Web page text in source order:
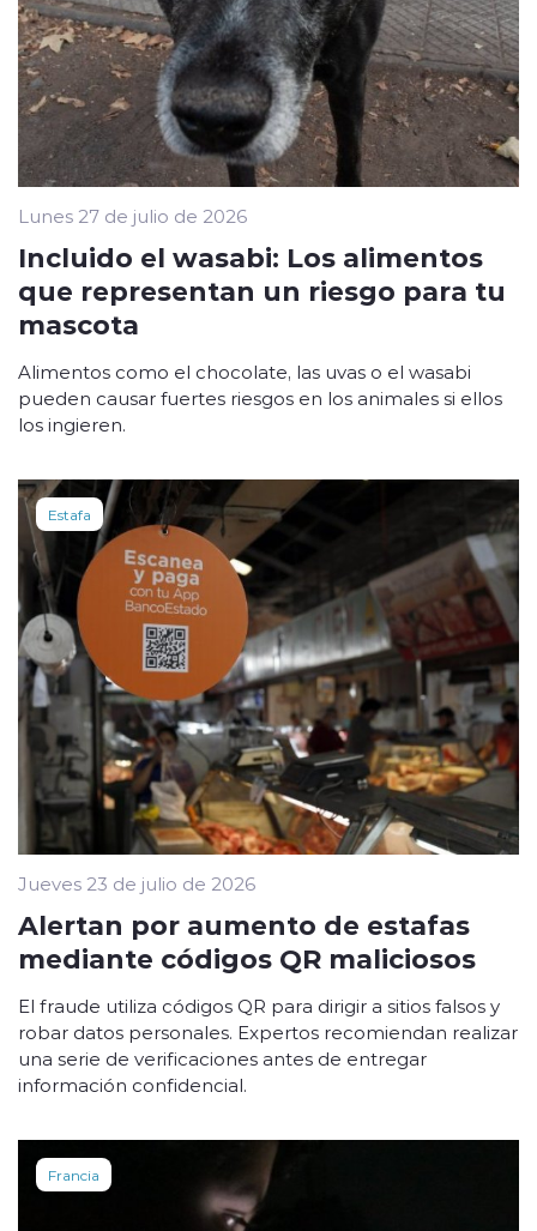
Lunes 27 de julio de 2026
Incluido el wasabi: Los alimentos
que representan un riesgo para tu
mascota
Alimentos como el chocolate, las uvas o el wasabi
pueden causar fuertes riesgos en los animales si ellos
los ingieren.
Estafa
Jueves 23 de julio de 2026
Alertan por aumento de estafas
mediante códigos QR maliciosos
El fraude utiliza códigos QR para dirigir a sitios falsos y
robar datos personales. Expertos recomiendan realizar
una serie de verificaciones antes de entregar
información confidencial.
Francia